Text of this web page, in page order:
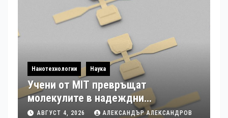
Нанотехнологии Наука
Учени от MIT превръщат
молекулите в надеждни
електронни устройства
АВГУСТ 4, 2026 АЛЕКСАНДЪР АЛЕКСАНДРОВ